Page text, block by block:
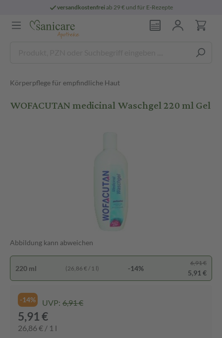
versandkostenfreiab 29 € und für E-Rezepte
Körperpflege für empfindliche Haut
WOFACUTAN medicinal Waschgel 220 ml Gel
Abbildung kann abweichen
220 ml (26,86 € / 1 l) -14%
6,91 €
5,91 €
-14% UVP: 6,91 €
5,91 €
26,86 € / 1 l